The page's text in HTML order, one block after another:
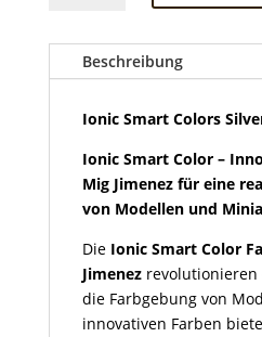
20mlBeschreibung
Ionic Smart Colors
Ionic Smart Color –
Mig Jimenez für eine
von Modellen und
Die Ionic Smart Color
Jimenezrevolutionieren
die Farbgebung von
innovativen Farben